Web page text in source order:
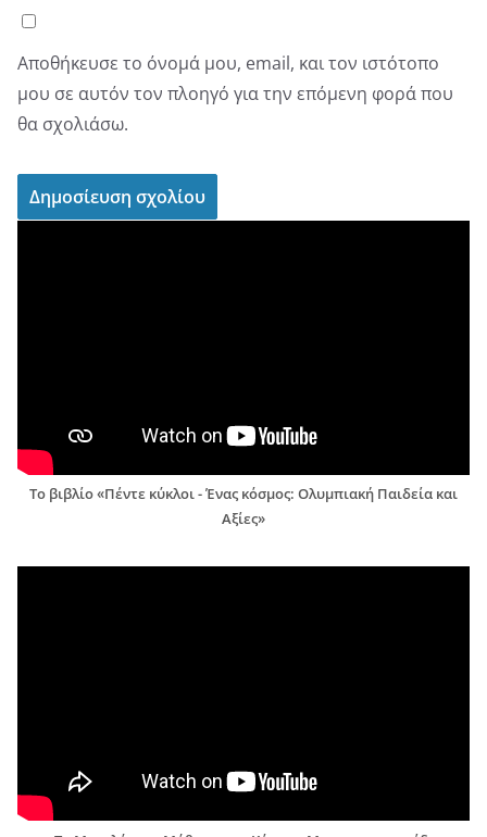
Αποθήκευσε το όνομά μου, email, και τον ιστότοπο
μου σε αυτόν τον πλοηγό για την επόμενη φορά που
θα σχολιάσω.
Το βιβλίο «Πέντε κύκλοι - Ένας κόσμος: Ολυμπιακή Παιδεία και
Αξίες»